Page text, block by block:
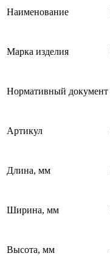
Наименование
Марка изделия
Нормативный документ
Артикул
Длина, мм
Ширина, мм
Высота, мм